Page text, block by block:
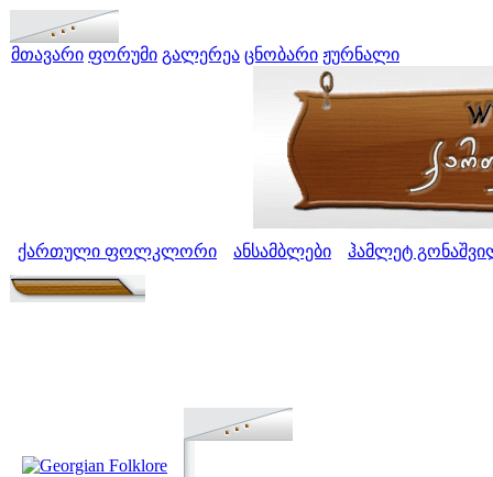
მთავარი ფორუმი გალერეა ცნობარი ჟურნალი
ქართული ფოლკლორი ანსამბლები ჰამლეტ